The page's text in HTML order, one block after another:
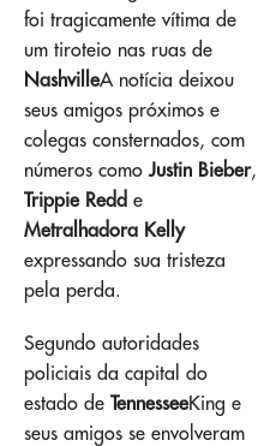
foi tragicamente vítima de
um tiroteio nas ruas de
NashvilleA notícia deixou
seus amigos próximos e
colegas consternados, com
números comoJustin Bieber,
Trippie Redd e
Metralhadora Kelly
expressando sua tristeza
pela perda.
Segundo autoridades
policiais da capital do
estado de TennesseeKing e
seus amigos se envolveram